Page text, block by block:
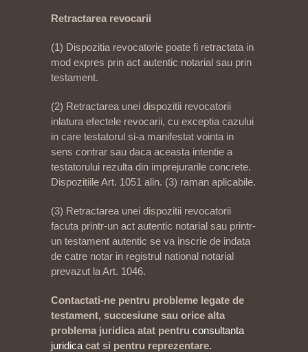
Retractarea revocarii
(1) Dispozitia revocatorie poate fi retractata in
mod expres prin act autentic notarial sau prin
testament.
(2) Retractarea unei dispozitii revocatorii
inlatura efectele revocarii, cu exceptia cazului
in care testatorul si-a manifestat vointa in
sens contrar sau daca aceasta intentie a
testatorului rezulta din imprejurarile concrete.
Dispozitiile Art. 1051 alin. (3) raman aplicabile.
(3) Retractarea unei dispozitii revocatorii
facuta printr-un act autentic notarial sau printr-
un testament autentic se va inscrie de indata
de catre notar in registrul national notarial
prevazut la Art. 1046.
Contactati-ne pentru probleme legate de
testament, succesiune sau orice alta
problema juridica atat pentru consultanta
juridica cat si pentru reprezentare.